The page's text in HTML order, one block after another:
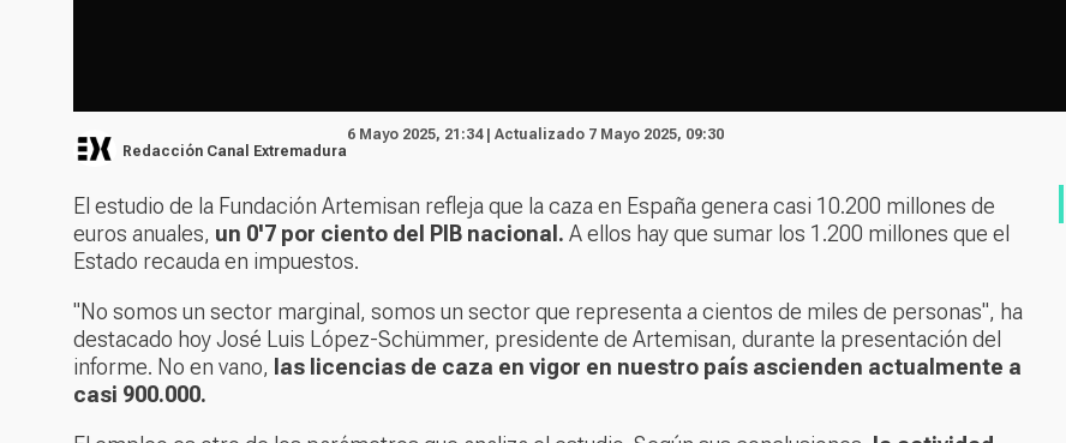
Redacción Canal Extremadura
6 Mayo 2025, 21:34 | Actualizado 7 Mayo 2025, 09:30
El estudio de la Fundación Artemisan refleja que la caza en España genera casi 10.200 millones de
euros anuales, un 0'7 por ciento del PIB nacional. A ellos hay que sumar los 1.200 millones que el
Estado recauda en impuestos.
"No somos un sector marginal, somos un sector que representa a cientos de miles de personas", ha
destacado hoy José Luis López-Schümmer, presidente de Artemisan, durante la presentación del
informe. No en vano, las licencias de caza en vigor en nuestro país ascienden actualmente a
casi 900.000.